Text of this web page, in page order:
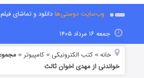
وب‌سایت دوستی‌هادانلود و تماشای فیلم
جمعه ۱۶ مرداد ۱۴۰۵
خانه »کتب الکترونیکی »کامپیوتر »
خواندنی از مهدی اخوان ثالث